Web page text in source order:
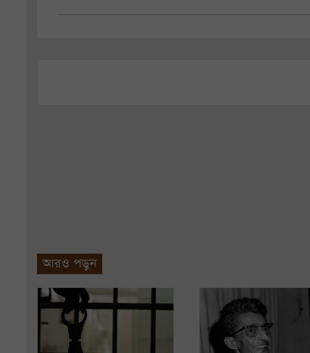
আরও পড়ুন